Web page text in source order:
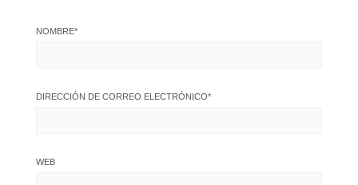
NOMBRE*
DIRECCIÓN DE CORREO ELECTRÓNICO*
WEB